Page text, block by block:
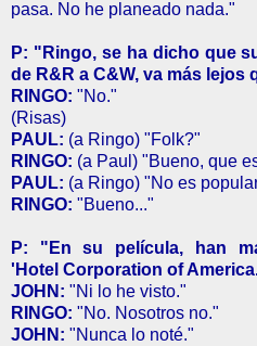
pasa. No he planeado nada."
P: "Ringo, se ha dicho que
de R&R a C&W, va más lejos
RINGO: "No."
(Risas)
PAUL: (a Ringo) "Folk?"
RINGO: (a Paul) "Bueno, que
PAUL: (a Ringo) "No es
RINGO: "Bueno..."
P: "En su película, han
'Hotel Corporation of
JOHN: "Ni lo he visto."
RINGO: "No. Nosotros no."
JOHN: "Nunca lo noté."